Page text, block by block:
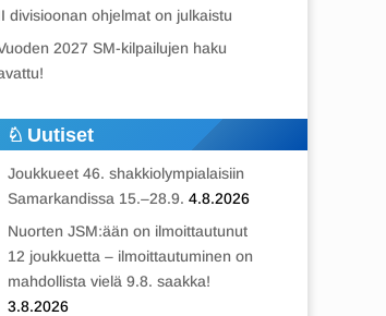
divisioonan ohjelmat on julkaistu
2027 SM-kilpailujen haku
Uutiset
Joukkueet 46. shakkiolympialaisiin
Samarkandissa 15.–28.9. 4.8.2026
Nuorten JSM:ään on ilmoittautunut
12 joukkuetta – ilmoittautuminen on
mahdollista vielä 9.8. saakka!
3.8.2026